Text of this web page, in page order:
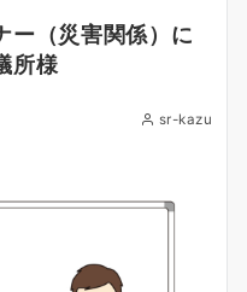
ー（災害関係）に
所様
sr-kazu